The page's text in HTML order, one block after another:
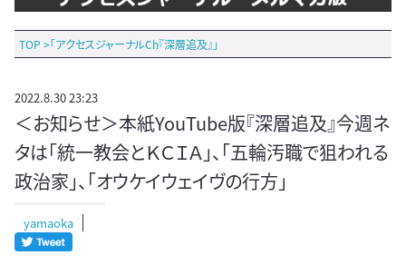
TOP >「アクセスジャーナルCh『深層追及』」
2022.8.30 23:23
＜お知らせ＞本紙YouTube版『深層追及』今週ネ
タは「統一教会とＫＣＩＡ」、「五輪汚職で狙われる
政治家」、「オウケイウェイヴの行方」
yamaoka